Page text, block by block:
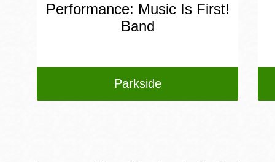
Performance: Music Is First!
Band
Parkside